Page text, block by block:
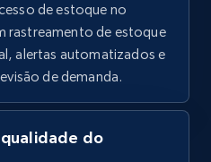
Comece agora
records by shop url
percent, and more.
de estoque no
rastreamento de estoque
alertas automatizados e
de demanda.
do